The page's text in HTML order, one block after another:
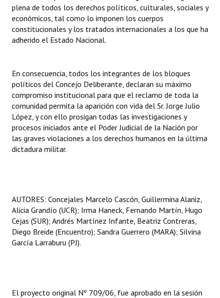
plena de todos los derechos políticos, culturales, sociales y
económicos, tal como lo imponen los cuerpos
constitucionales y los tratados internacionales a los que ha
adherido el Estado Nacional.
En consecuencia, todos los integrantes de los bloques
políticos del Concejo Deliberante, declaran su máximo
compromiso institucional para que el reclamo de toda la
comunidad permita la aparición con vida del Sr. Jorge Julio
López, y con ello prosigan todas las investigaciones y
procesos iniciados ante el Poder Judicial de la Nación por
las graves violaciones a los derechos humanos en la última
dictadura militar.
AUTORES: Concejales Marcelo Cascón, Guillermina Alaniz,
Alicia Grandío (UCR); Irma Haneck, Fernando Martín, Hugo
Cejas (SUR); Andrés Martínez Infante, Beatriz Contreras,
Diego Breide (Encuentro); Sandra Guerrero (MARA); Silvina
García Larraburu (PJ).
El proyecto original Nº 709/06, fue aprobado en la sesión